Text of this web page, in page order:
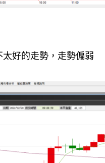
好的走勢，走勢偏弱